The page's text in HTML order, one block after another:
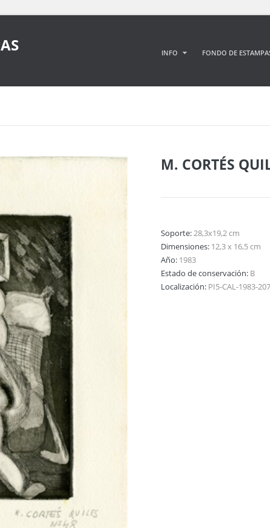
INFO FONDO DE
M. CORTÉS
Soporte:28,3x19,2 cm
Dimensiones: 12,3 x 16,5 cm
Año: 1983
Estado de conservación: B
Localización: PI5-CAL-1983-207